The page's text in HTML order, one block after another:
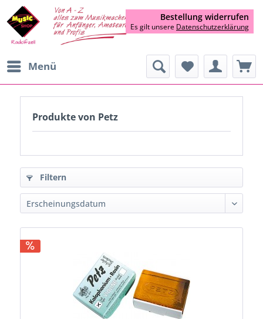
Menü
Produkte von Petz
Filtern
Bestellung widerrufen
Es gilt unsere Datenschutzerklärung